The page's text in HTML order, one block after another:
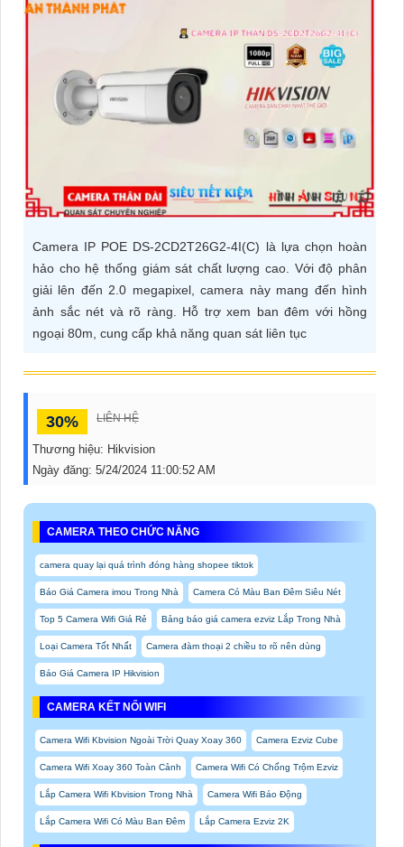
ĐẶT
TƯ
DỊCH
VỤ
Camera IP POE DS-2CD2T26G2-4I(C) là lựa chọn hoàn
hảo cho hệ thống giám sát chất lượng cao. Với độ phân
giải lên đến 2.0 megapixel, camera này mang đến hình
ảnh sắc nét và rõ ràng. Hỗ trợ xem ban đêm với hồng
ngoại 80m, cung cấp khả năng quan sát liên tục
30% LIÊN HỆ
Thương hiệu: Hikvision
Ngày đăng: 5/24/2024 11:00:52 AM
CAMERA THEO CHỨC NĂNG
camera quay lại quá trình đóng hàng shopee tiktok
Báo Giá Camera imou Trong Nhà Camera Có Màu Ban Đêm Siêu Nét
Top 5 Camera Wifi Giá Rẻ Bảng báo giá camera ezviz Lắp Trong Nhà
Loại Camera Tốt Nhất Camera đàm thoại 2 chiều to rõ nên dùng
Báo Giá Camera IP Hikvision
CAMERA KẾT NỐI WIFI
Camera Wifi Kbvision Ngoài Trời Quay Xoay 360 Camera Ezviz Cube
Camera Wifi Xoay 360 Toàn Cảnh Camera Wifi Có Chống Trộm Ezviz
Lắp Camera Wifi Kbvision Trong Nhà Camera Wifi Báo Động
Lắp Camera Wifi Có Màu Ban Đêm Lắp Camera Ezviz 2K